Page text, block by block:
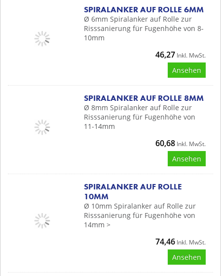
SPIRALANKER AUF ROLLE 6MM
Ø 6mm Spiralanker auf Rolle zur
Risssanierung für Fugenhöhe von 8-
10mm
46,27Inkl. MwSt.
Ansehen
SPIRALANKER AUF ROLLE 8MM
Ø 8mm Spiralanker auf Rolle zur
Risssanierung für Fugenhöhe von
11-14mm
60,68Inkl. MwSt.
Ansehen
SPIRALANKER AUF ROLLE
10MM
Ø 10mm Spiralanker auf Rolle zur
Risssanierung für Fugenhöhe von
14mm >
74,46Inkl. MwSt.
Ansehen